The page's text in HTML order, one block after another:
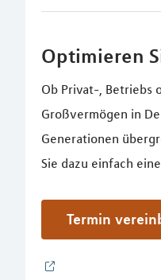
Optimieren
Ob Privat-, Betriebs
Großvermögen in
Generationen
Sie dazu einfach
Termin